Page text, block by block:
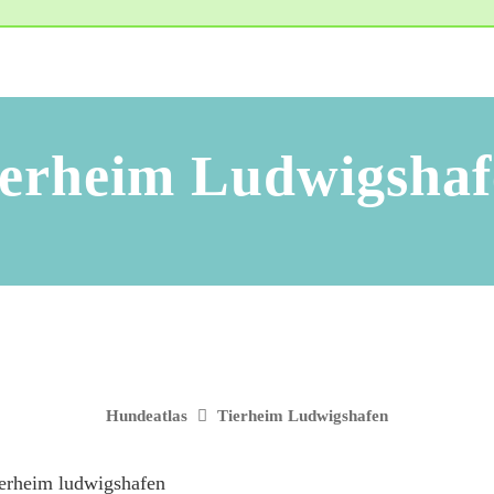
Hundeatlas Tierheim Ludwigshafen